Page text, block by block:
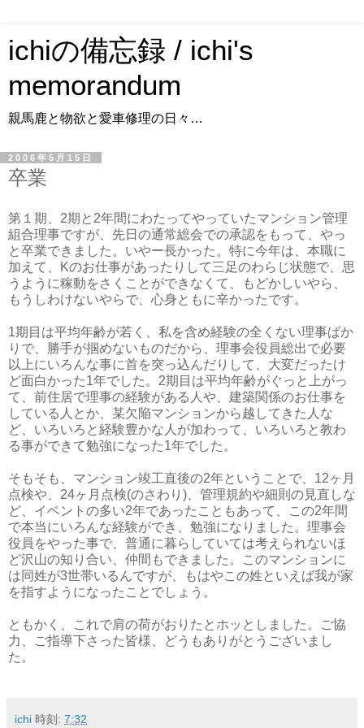
ichiの備忘録 / ichi's
memorandum
親馬鹿と物欲と愛車修理の日々…
2006年5月15日
卒業
第１期、2期と2年間にわたってやっていたマンション管理
組合理事ですが、先日の通常総会での承認をもって、やっ
と卒業できました。いやー長かった。特に今年は、本職に
加えて、Kのお仕事があったりして三足のわらじ状態で、思
うように稼動をさくことができなくて、もどかしいやら、
もうしわけないやらで、心身ともに辛かったです。
1期目は平均年齢が若く、私を含め経験の全くない理事ばか
りで、勝手が掴めないものだから、理事会役員総出で必要
以上にいろんな事に首を突っ込んだりして、大変だったけ
ど面白かった1年でした。2期目は平均年齢がぐっと上がっ
て、前住居で理事の経験がある人や、建築関係のお仕事を
している人とか、某欠陥マンションから越してきた人な
ど、いろいろと経験豊かな人が加わって、いろいろと教わ
る事ができて勉強になった1年でした。
そもそも、マンション竣工直後の2年ということで、12ヶ月
点検や、24ヶ月点検(のさわり)、管理規約や細則の見直しな
ど、イベントの多い2年であったこともあって、この2年間
で本当にいろんな経験ができ、勉強になりました。理事会
役員をやった事で、普通に暮らしていては考えられないほ
ど沢山の知り合い、仲間もできました。このマンションに
は同姓が3世帯いるんですが、もはやこの姓といえば我が家
を指すようになったことでしょう。
ともかく、これで肩の荷がおりたとホッとしました。ご協
力、ご指導下さった皆様、どうもありがとうございまし
た。
ichi 時刻: 7:32